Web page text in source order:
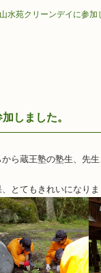
水苑クリーンデイに参加
しました。
ら蔵王塾の塾生、先
とてもきれいになり